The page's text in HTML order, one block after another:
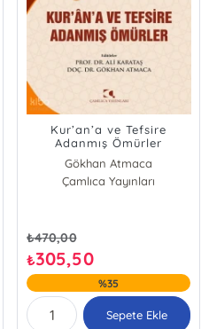
Kur’an’a ve Tefsire
Adanmış Ömürler
Gökhan Atmaca
Ali Karataş
Çamlıca Yayınları
₺470,00
₺305,50
%35
Sepete Ekle